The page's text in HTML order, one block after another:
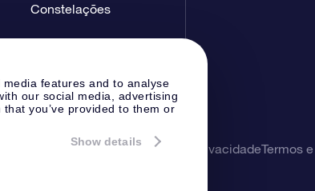
features and to analyse
our social media, advertising
you’ve provided to them or
Show details
Constelações
Página de ImprensaDeclaração de privacidadeTermos